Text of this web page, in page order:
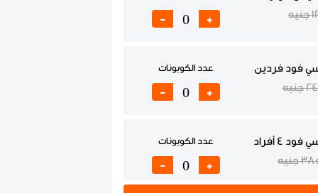
+
-
فود فردين عدد الكوبونات
+
-
4 أفراد
جنيه
عدد الكوبونات
+
-